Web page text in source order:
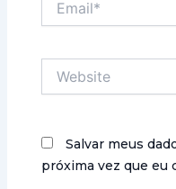
Salvar meus
próxima vez que eu